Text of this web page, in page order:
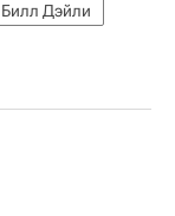
Билл Дэйли